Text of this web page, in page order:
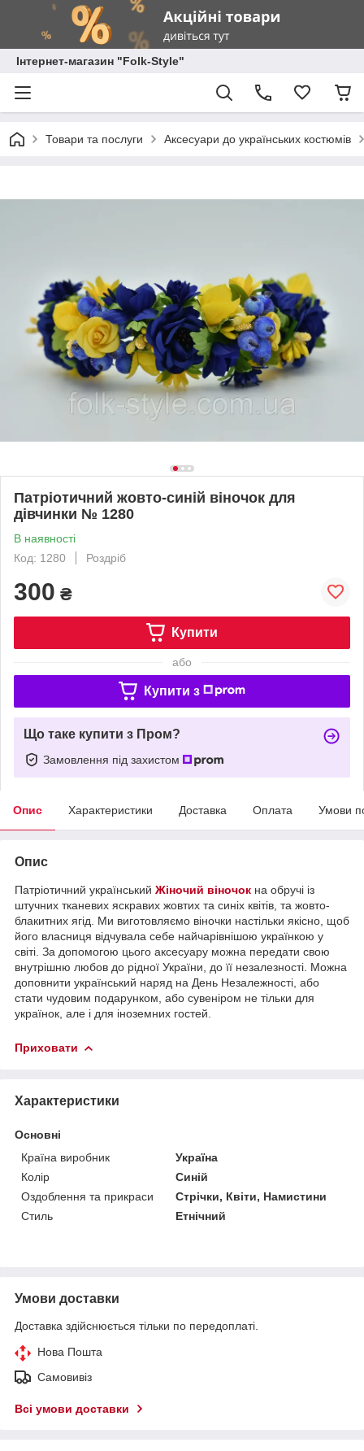
Інтернет-магазин "Folk-Style"
Товари та послуги Аксесуари до українських костюмів
Патріотичний жовто-синій віночок для
дівчинки № 1280
В наявності
Код: 1280
Роздріб
300 ₴
Купити
або
Купити з
Що таке купити з Пром?
Замовлення під захистом
Опис Характеристики Доставка Оплата Умови
Опис
Патріотичний український Жіночий віночок на обручі із
штучних тканевих яскравих жовтих та синіх квітів, та жовто-
блакитних ягід. Ми виготовляємо віночки настільки якісно, щоб
його власниця відчувала себе найчарівнішою українкою у
світі. За допомогою цього аксесуару можна передати свою
внутрішню любов до рідної України, до її незалезності. Можна
доповнити український наряд на День Незалежності, або
стати чудовим подарунком, або сувеніром не тільки для
українок, але і для іноземних гостей.
Приховати
Характеристики
Основні
Країна виробник
Україна
Колір
Синій
Оздоблення та прикраси
Стрічки, Квіти, Намистини
Стиль
Етнічний
Умови доставки
Доставка здійснюється тільки по передоплаті.
Нова Пошта
Самовивіз
Всі умови доставки